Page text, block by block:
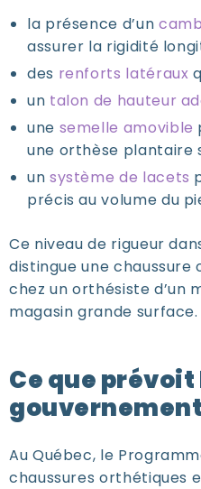
la présence d’un
assurer la rigidité
des renforts latéraux
un talon de hauteur
une semelle amovible
une orthèse plantaire
un système de lacets
précis au volume du
Ce niveau de rigueur
distingue une
chez un orthésiste d’un
magasin grande surface.
Ce que
Au Québec, le
chaussures orthétiques